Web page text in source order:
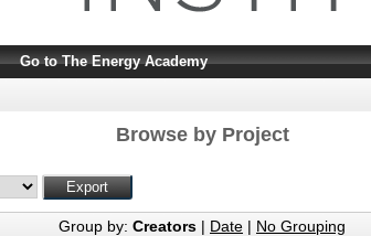
Go to The Energy Academy
Browse by Project
Group by: Creators | Date | No Grouping